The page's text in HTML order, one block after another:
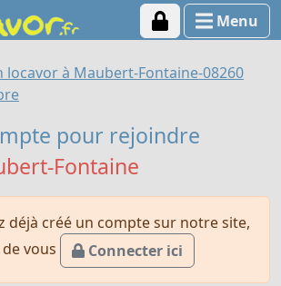
Menu
locavor à Maubert-Fontaine-08260
pour rejoindre
Fontaine
déjà créé un compte sur notre site,
vous
Connecter ici